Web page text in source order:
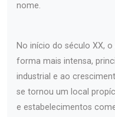
nome.
No início do século XX,
forma mais intensa,
industrial e ao
se tornou um local
e estabelecimentos